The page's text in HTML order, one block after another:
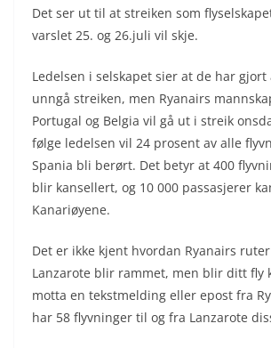
Det ser ut til at streiken som
varslet 25. og 26.juli vil skje.
Ledelsen i selskapet sier at de har
unngå streiken, men Ryanairs
Portugal og Belgia vil gå ut i streik
følge ledelsen vil 24 prosent av alle
Spania bli berørt. Det betyr at 400
blir kansellert, og 10 000 passasjerer
Kanariøyene.
Det er ikke kjent hvordan Ryanairs
Lanzarote blir rammet, men blir ditt fly
motta en tekstmelding eller epost fra
har 58 flyvninger til og fra Lanzarote